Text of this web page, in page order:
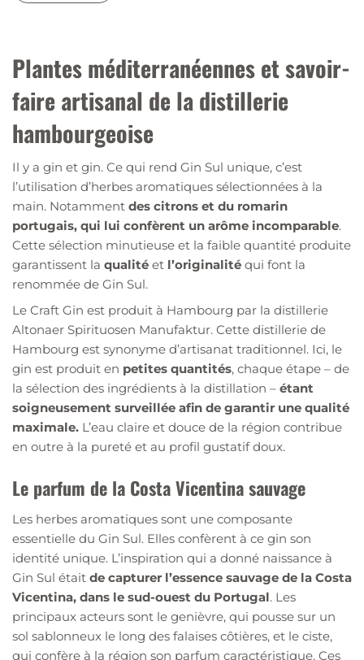
Plantes méditerranéennes et savoir-
faire artisanal de la distillerie
hambourgeoise
Il y a gin et gin. Ce qui rend Gin Sul unique, c’est
l’utilisation d’herbes aromatiques sélectionnées à la
main. Notamment des citrons et du romarin
portugais, qui lui confèrent un arôme incomparable.
Cette sélection minutieuse et la faible quantité produite
garantissent la qualité et l’originalité qui font la
renommée de Gin Sul.
Le Craft Gin est produit à Hambourg par la distillerie
Altonaer Spirituosen Manufaktur. Cette distillerie de
Hambourg est synonyme d’artisanat traditionnel. Ici, le
gin est produit en petites quantités, chaque étape – de
la sélection des ingrédients à la distillation – étant
soigneusement surveillée afin de garantir une qualité
maximale. L’eau claire et douce de la région contribue
en outre à la pureté et au profil gustatif doux.
Le parfum de la Costa Vicentina sauvage
Les herbes aromatiques sont une composante
essentielle du Gin Sul. Elles confèrent à ce gin son
identité unique. L’inspiration qui a donné naissance à
Gin Sul était de capturer l’essence sauvage de la Costa
Vicentina, dans le sud-ouest du Portugal. Les
principaux acteurs sont le genièvre, qui pousse sur un
sol sablonneux le long des falaises côtières, et le ciste,
qui confère à la région son parfum caractéristique. Ces